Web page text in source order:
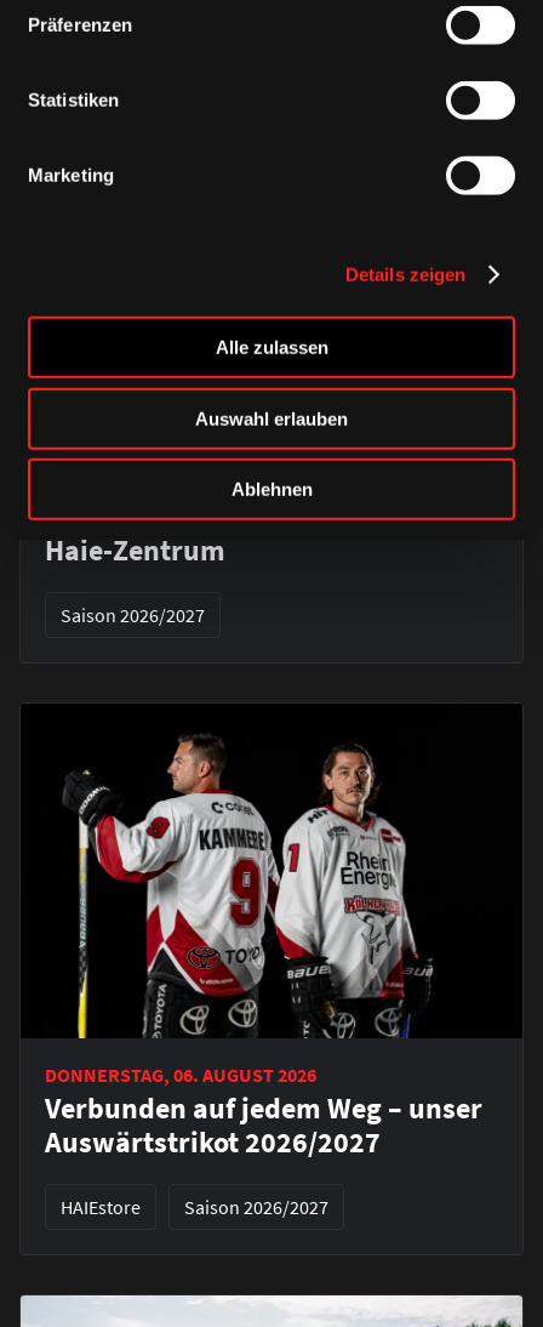
Präferenzen
Statistiken
Marketing
Details zeigen
Alle zulassen
Auswahl erlauben
Ablehnen
ÄHNLICHE NEWS
DONNERSTAG, 06. AUGUST 2026
Alle Infos zum öffentlichen
Trainingsauftakt am Sonntag im
Haie-Zentrum
Saison 2026/2027
DONNERSTAG, 06. AUGUST 2026
Verbunden auf jedem Weg – unser
Auswärtstrikot 2026/2027
HAIEstore Saison 2026/2027